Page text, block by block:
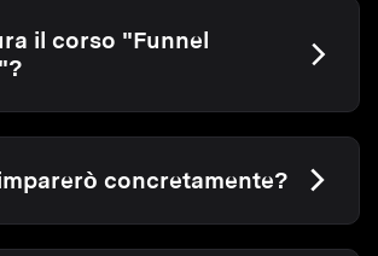
il corso "Funnel
concretamente?